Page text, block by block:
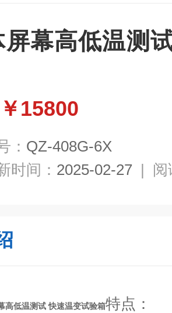
屏幕高低温测
￥15800
： QZ-408G-6X
时间： 2025-02-27 | 阅
高低温测试 快速温变试验箱特点：